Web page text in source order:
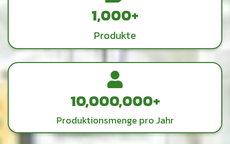
1,000 +
Produkte
10,000,000+
Produktionsmenge pro Jahr